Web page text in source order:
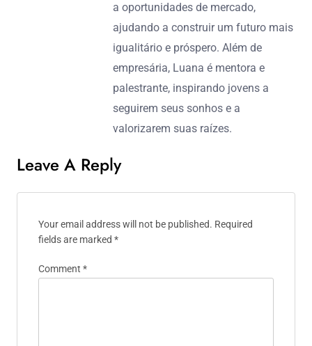
a oportunidades de mercado,
ajudando a construir um futuro mais
igualitário e próspero. Além de
empresária, Luana é mentora e
palestrante, inspirando jovens a
seguirem seus sonhos e a
valorizarem suas raízes.
Leave A Reply
Your email address will not be published. Required
fields are marked *
Comment *